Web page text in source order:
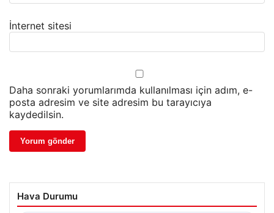
İnternet sitesi
Daha sonraki yorumlarımda kullanılması için adım, e-
posta adresim ve site adresim bu tarayıcıya
kaydedilsin.
Hava Durumu